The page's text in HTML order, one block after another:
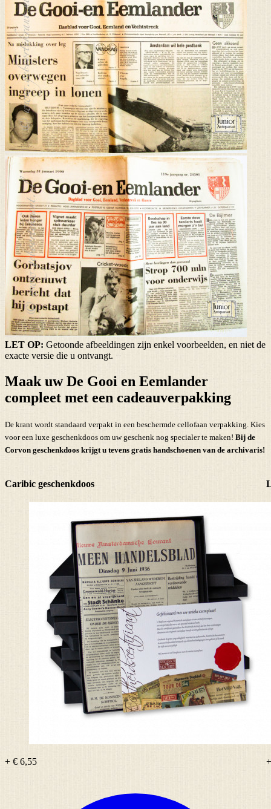
LET OP: Getoonde afbeeldingen zijn enkel voorbeelden, en niet de
exacte versie die u ontvangt.
Maak uw De Gooi en Eemlander
compleet met een cadeauverpakking
De krant wordt standaard verpakt in een beschermde cellofaan verpakking. Kies
voor een luxe geschenkdoos om uw geschenk nog specialer te maken! Bij de
Corvon geschenkdoos krijgt u tevens gratis handschoenen van de archivaris!
Caribic geschenkdoos
+ € 6,55